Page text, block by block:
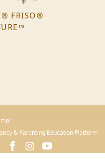
® FRISO®
& Parenting Education Platform